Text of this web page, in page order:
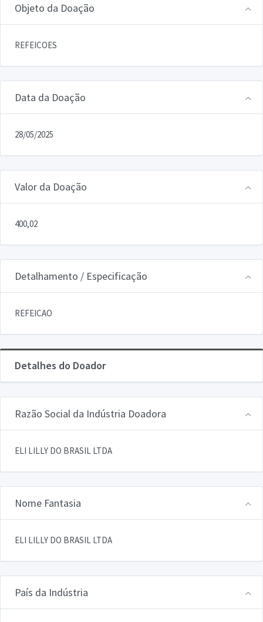
Objeto da Doação
REFEICOES
Data da Doação
28/05/2025
Valor da Doação
400,02
Detalhamento / Especificação
REFEICAO
Detalhes do Doador
Razão Social da Indústria Doadora
ELI LILLY DO BRASIL LTDA
Nome Fantasia
ELI LILLY DO BRASIL LTDA
País da Indústria